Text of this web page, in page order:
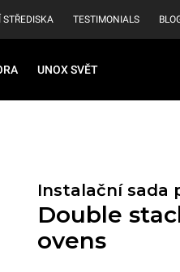
TESTIMONIALS
UNOX SVĚT
Instalační sada
Double
ovens